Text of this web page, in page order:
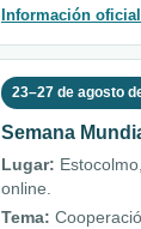
Información
23–27 de agosto
Semana
Lugar:
online.
Tema: